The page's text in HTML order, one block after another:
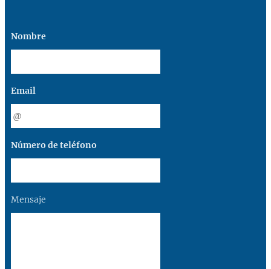
Nombre
Email
Número de teléfono
Mensaje